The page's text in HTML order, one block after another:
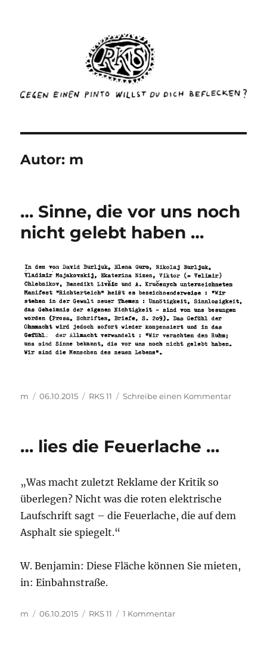
rottenkinckschow
Autor: m
… Sinne, die vor uns noch
nicht gelebt haben …
Autor
m
Veröffentlicht
06.10.2015 Kategorien
RKS 11 Schreibe einen Kommentarzu
…
… lies die Feuerlache …
„Was macht zuletzt Reklame der Kritik so
überlegen? Nicht was die roten elektrische
Laufschrift sagt – die Feuerlache, die auf dem
Asphalt sie spiegelt.“
W. Benjamin: Diese Fläche können Sie mieten,
in: Einbahnstraße.
Autor
m
Veröffentlicht
06.10.2015 Kategorien
RKS 11 1 Kommentarzu